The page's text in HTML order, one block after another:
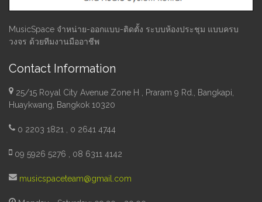
MusicSpace จำหน่าย-ออกแบบ-ติดตั้ง ระบบห้องประชุม แบบครบ
วงจร ด้วยทีมงานมืออาชีพ
Contact Information
25/15 Royal City Avenue Zone H , Praram 9 Rd., Bangkapi,
Huaykwang, Bangkok 10320
0 2203 1821 , 0 2641 4744
09 5926 5276 , 08 6311 4142
musicspaceteam@gmail.com